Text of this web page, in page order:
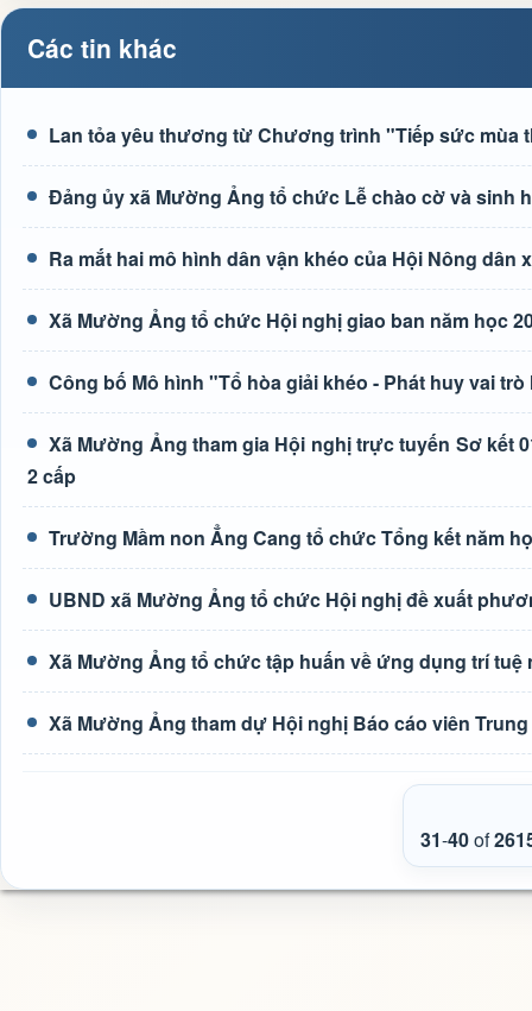
Các tin khác
Lan tỏa yêu thương từ Chương trình "Tiếp sức mùa
Đảng ủy xã Mường Ảng tổ chức Lễ chào cờ và sinh
Ra mắt hai mô hình dân vận khéo của Hội Nông dân
Xã Mường Ảng tổ chức Hội nghị giao ban năm học
Công bố Mô hình "Tổ hòa giải khéo - Phát huy vai
Xã Mường Ảng tham gia Hội nghị trực tuyến Sơ kết
2 cấp
Trường Mầm non Ẳng Cang tổ chức Tổng kết năm
UBND xã Mường Ảng tổ chức Hội nghị đề xuất
Xã Mường Ảng tổ chức tập huấn về ứng dụng trí tuệ
Xã Mường Ảng tham dự Hội nghị Báo cáo viên
31-40of